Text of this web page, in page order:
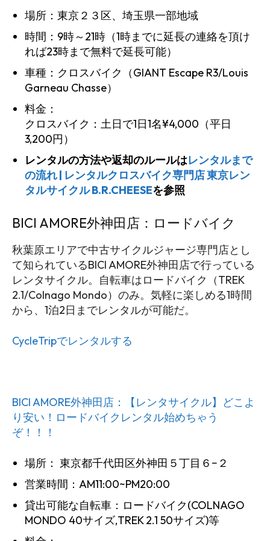
SEARCH...
場所：東京２３区、埼玉県一部地域
時間：9時～21時（1時までに延長の連絡を頂け
れば23時まで無料で延長可能）
車種：クロスバイク（GIANT Escape R3/Louis
Garneau Chasse）
料金：
クロスバイク：土日で1日1名¥4,000（平日
3,200円）
レンタルの方法や返却のルールはレンタルまで
の流れ | レンタルクロスバイク専門店 東京レン
タルサイクル B.R.CHEESEを参照
BICI AMORE外神田店：ロードバイク
秋葉原エリアで中古サイクルジャージ専門店とし
て知られているBICI AMORE外神田店で行っている
レンタサイクル。自転車はロードバイク（TREK
2.1/Colnago Mondo）のみ。気軽に楽しめる1時間
から、1泊2日までレンタルが可能だ。
CycleTripでレンタルする
BICI AMORE外神田店：【レンタサイクル】どこよ
り安い！ロードバイクレンタル始めちゃう
ぞ！！！
場所： 東京都千代田区外神田５丁目６−２
営業時間：AM11:00~PM20:00
貸出可能な自転車：ロードバイク(COLNAGO
MONDO 40サイズ,TREK 2.1 50サイズ)等